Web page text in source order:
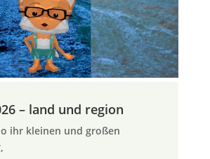
– land und region
ihr kleinen und großen